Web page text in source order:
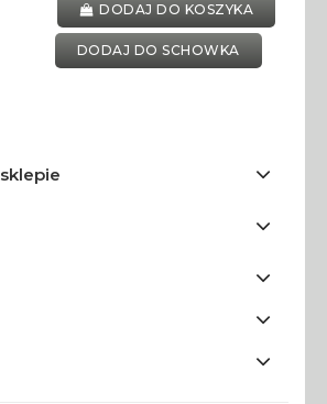
DODAJ DO KOSZYKA
DODAJ DO SCHOWKA